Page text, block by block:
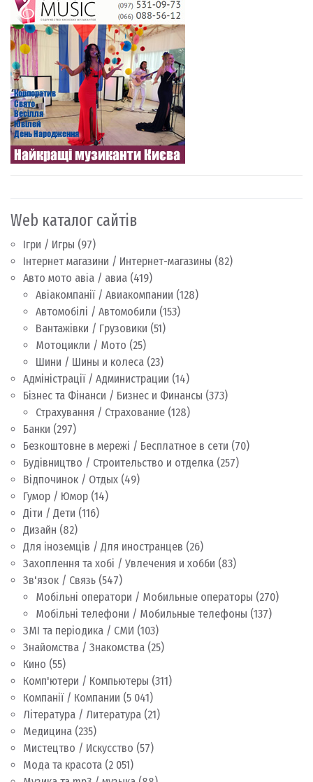
Web каталог сайтів
Ігри / Игры (97)
Інтернет магазини / Интернет-магазины (82)
Авто мото авіа / авиа (419)
Авіакомпанії / Авиакомпании (128)
Автомобілі / Автомобили (153)
Вантажівки / Грузовики (51)
Мотоцикли / Мото (25)
Шини / Шины и колеса (23)
Адміністрації / Администрации (14)
Бізнес та Фінанси / Бизнес и Финансы (373)
Страхування / Страхование (128)
Банки (297)
Безкоштовне в мережі / Бесплатное в сети (70)
Будівництво / Строительство и отделка (257)
Відпочинок / Отдых (49)
Гумор / Юмор (14)
Діти / Дети (116)
Дизайн (82)
Для іноземців / Для иностранцев (26)
Захоплення та хобі / Увлечения и хобби (83)
Зв'язок / Связь (547)
Мобільні оператори / Мобильные операторы (270)
Мобільні телефони / Мобильные телефоны (137)
ЗМІ та періодика / СМИ (103)
Знайомства / Знакомства (25)
Кино (55)
Комп'ютери / Компьютеры (311)
Компанії / Компании (5 041)
Література / Литература (21)
Медицина (235)
Мистецтво / Искусство (57)
Мода та красота (2 051)